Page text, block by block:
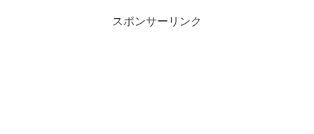
スポンサーリンク